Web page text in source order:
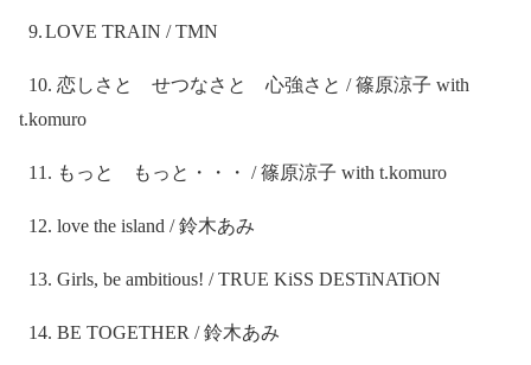
9.LOVE TRAIN / TMN
10. 恋しさと せつなさと 心強さと /篠原涼子 with
t.komuro
11. もっと もっと・・・ /篠原涼子 with t.komuro
12. love the island /鈴木あみ
13. Girls, be ambitious! / TRUE KiSS DESTiNATiON
14. BE TOGETHER /鈴木あみ